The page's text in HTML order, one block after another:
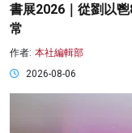
書展2026｜從劉以
常
作者: 本社編輯部
2026-08-06